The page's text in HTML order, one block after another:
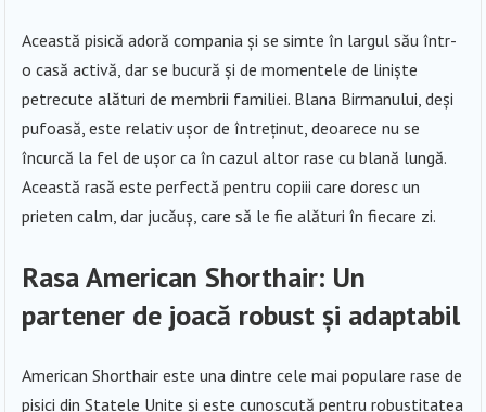
Această pisică adoră compania și se simte în largul său într-
o casă activă, dar se bucură și de momentele de liniște
petrecute alături de membrii familiei. Blana Birmanului, deși
pufoasă, este relativ ușor de întreținut, deoarece nu se
încurcă la fel de ușor ca în cazul altor rase cu blană lungă.
Această rasă este perfectă pentru copiii care doresc un
prieten calm, dar jucăuș, care să le fie alături în fiecare zi.
Rasa American Shorthair: Un
partener de joacă robust și adaptabil
American Shorthair este una dintre cele mai populare rase de
pisici din Statele Unite și este cunoscută pentru robustitatea